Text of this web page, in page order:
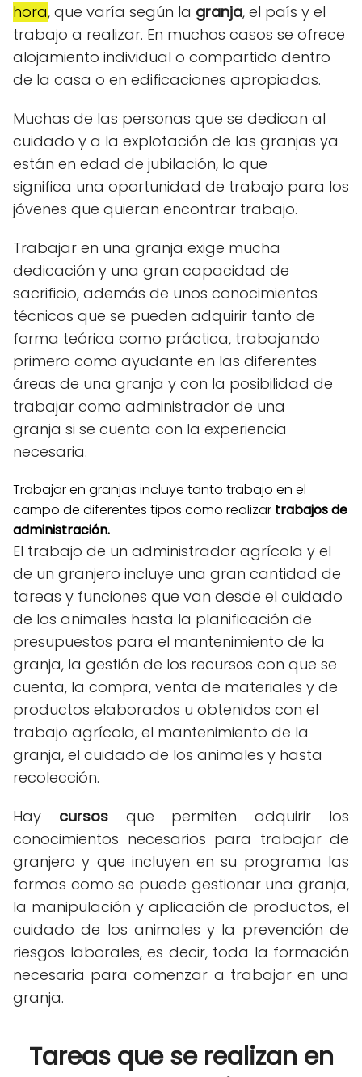
hora, que varía según la granja, el país y el
trabajo a realizar. En muchos casos se ofrece
alojamiento individual o compartido dentro
de la casa o en edificaciones apropiadas.
Muchas de las personas que se dedican al
cuidado y a la explotación de las granjas ya
están en edad de jubilación, lo que
significa una oportunidad de trabajo para los
jóvenes que quieran encontrar trabajo.
Trabajar en una granja exige mucha
dedicación y una gran capacidad de
sacrificio, además de unos conocimientos
técnicos que se pueden adquirir tanto de
forma teórica como práctica, trabajando
primero como ayudante en las diferentes
áreas de una granja y con la posibilidad de
trabajar como administrador de una
granja si se cuenta con la experiencia
necesaria.
Trabajar en granjas incluye tanto trabajo en el
campo de diferentes tipos como realizar trabajos de
administración.
El trabajo de un administrador agrícola y el
de un granjero incluye una gran cantidad de
tareas y funciones que van desde el cuidado
de los animales hasta la planificación de
presupuestos para el mantenimiento de la
granja, la gestión de los recursos con que se
cuenta, la compra, venta de materiales y de
productos elaborados u obtenidos con el
trabajo agrícola, el mantenimiento de la
granja, el cuidado de los animales y hasta
recolección.
Hay cursosque permiten adquirir los
conocimientos necesarios para trabajar de
granjero y que incluyen en su programa las
formas como se puede gestionar una granja,
la manipulación y aplicación de productos, el
cuidado de los animales y la prevención de
riesgos laborales, es decir, toda la formación
necesaria para comenzar a trabajar en una
granja.
Tareas que se realizan en